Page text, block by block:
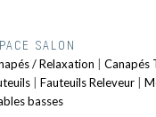
SALON
/ Relaxation | Canapés
| Fauteuils Releveur|
basses